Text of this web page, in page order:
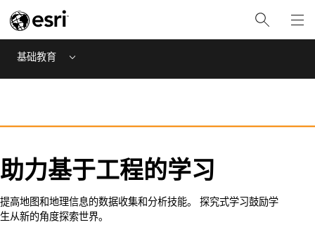
基础教育 Menu
助力基于工程的学习
提高地图和地理信息的数据收集和分析技能。 探究式学习鼓励学
生从新的角度探索世界。